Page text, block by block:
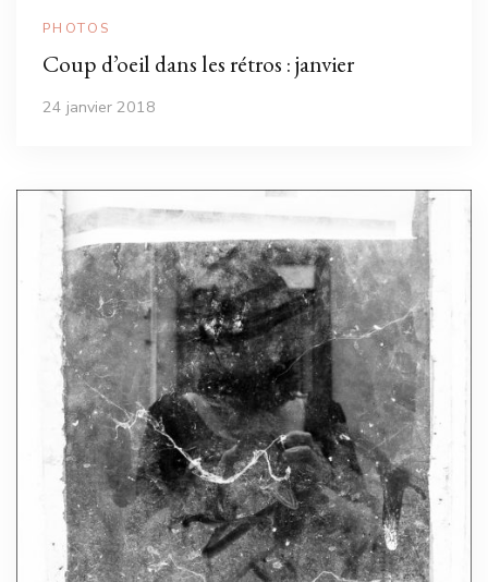
PHOTOS
Coup d’oeil dans les rétros : janvier
24 janvier 2018